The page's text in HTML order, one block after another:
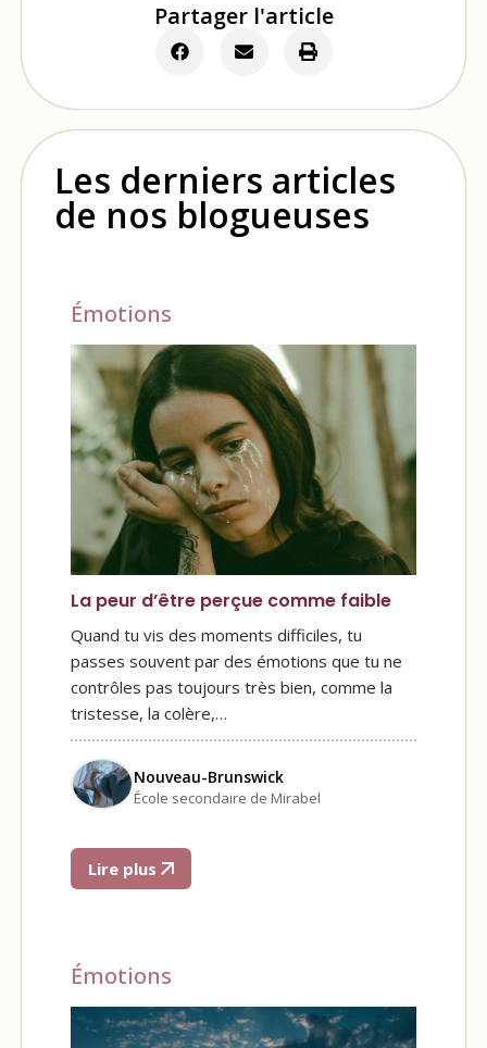
Partager l'article
Les derniers articles
de nos blogueuses
Émotions
La peur d’être perçue comme faible
Quand tu vis des moments difficiles, tu
passes souvent par des émotions que tu ne
contrôles pas toujours très bien, comme la
tristesse, la colère,…
Nouveau-Brunswick
École secondaire de Mirabel
Lire plus
Émotions